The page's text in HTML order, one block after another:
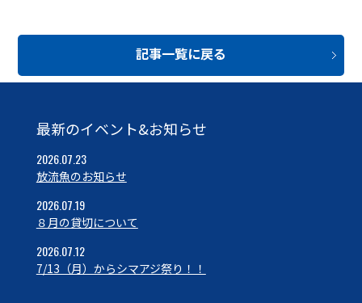
記事一覧に戻る
最新のイベント&お知らせ
2026.07.23
放流魚のお知らせ
2026.07.19
８月の貸切について
2026.07.12
7/13（月）からシマアジ祭り！！